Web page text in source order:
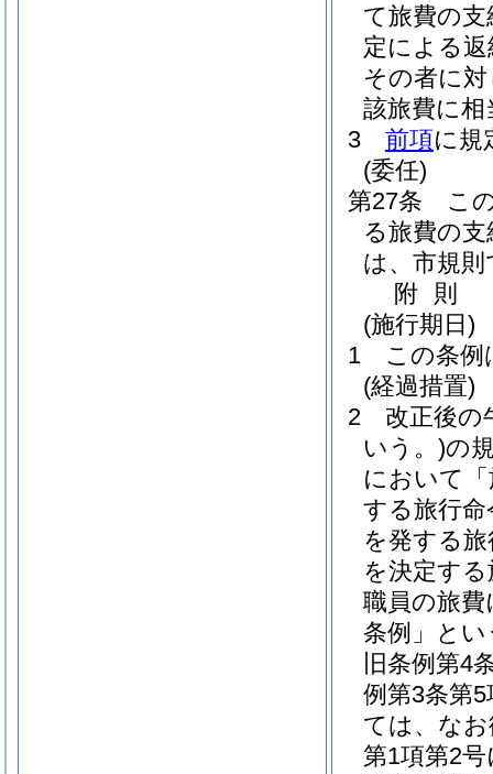
て旅費の
定による
その者に
該旅費に
3
前項に規
(委任)
第27条
こ
る旅費の
は、市規
附 則
(施行期日)
1
この条例
(経過措置)
2
改正後の
いう。)の
において
する旅行命
を発する
を決定す
職員の旅
条例」とい
旧条例第4
例第3条第
ては、な
第1項第2